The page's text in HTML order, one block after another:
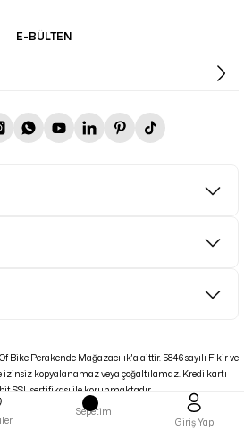
E-BÜLTEN
Bike Perakende Mağazacılık'a aittir. 5846 sayılı Fikir ve
kopyalanamaz veya çoğaltılamaz. Kredi kartı
SSL sertifikası ile korunmaktadır.
Sepetim
Giriş Yap
e-